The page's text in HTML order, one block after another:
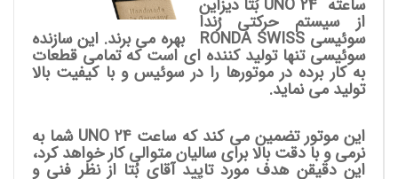
ساعته UNO 24 بُتا دیزاین
از سیستم حرکتی رُندا
سوئیسی RONDA SWISS بهره می برند. این سازنده
سوئیسی تنها تولید کننده ای است که تمامی قطعات
به کار برده در موتورها را در سوئیس و با کیفیت بالا
تولید می نماید.
این موتور تضمین می کند که ساعت UNO 24 شما به
نرمی و با دقت بالا برای سالیان متوالی کار خواهد کرد،
این دقیقن هدف مورد تایید آقای بُتا از نظر فنی و